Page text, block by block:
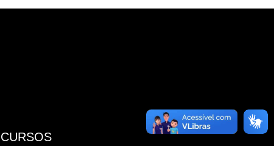
CURSOS